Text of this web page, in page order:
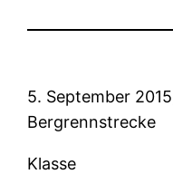
5. September
Bergrennstrecke
Klasse